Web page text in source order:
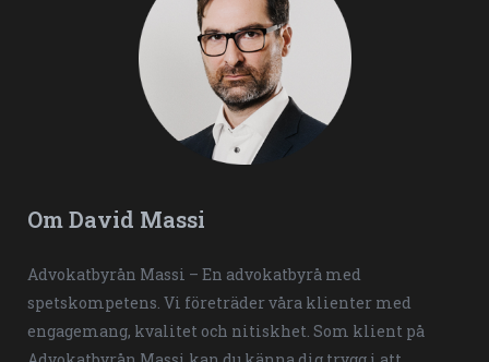
Om David Massi
Advokatbyrån Massi – En advokatbyrå med
spetskompetens. Vi företräder våra klienter med
engagemang, kvalitet och nitiskhet. Som klient på